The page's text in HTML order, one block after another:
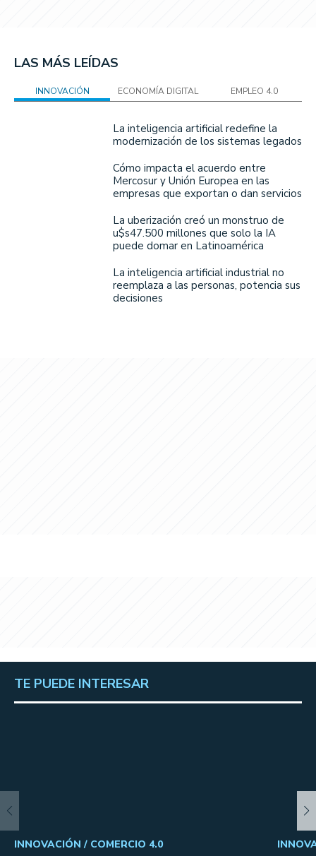
LAS MÁS LEÍDAS
INNOVACIÓN ECONOMÍA DIGITAL EMPLEO 4.0
La inteligencia artificial redefine la
modernización de los sistemas legados
Cómo impacta el acuerdo entre
Mercosur y Unión Europea en las
empresas que exportan o dan servicios
La uberización creó un monstruo de
u$s47.500 millones que solo la IA
puede domar en Latinoamérica
La inteligencia artificial industrial no
reemplaza a las personas, potencia sus
decisiones
TE PUEDE INTERESAR
INNOVACIÓN / COMERCIO 4.0